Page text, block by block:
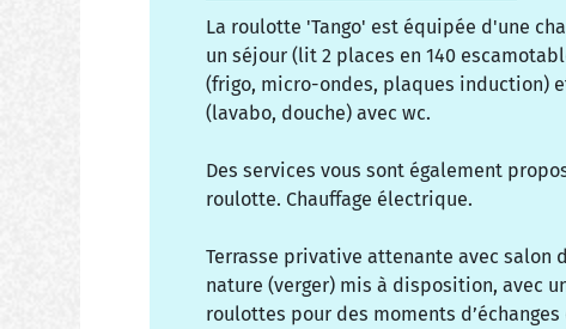
La roulotte 'Tango' est équipée d'une
un séjour (lit 2 places en 140
(frigo, micro-ondes, plaques induction)
(lavabo, douche) avec wc.
Des services vous sont également
roulotte. Chauffage électrique.
Terrasse privative attenante avec salon
nature (verger) mis à disposition, avec
roulottes pour des moments